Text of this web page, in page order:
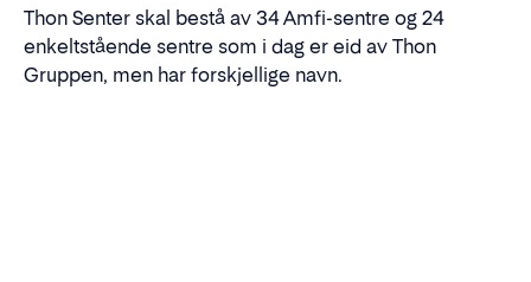
Thon Senter skal bestå av 34 Amfi-sentre og 24
enkeltstående sentre som i dag er eid av Thon
Gruppen, men har forskjellige navn.